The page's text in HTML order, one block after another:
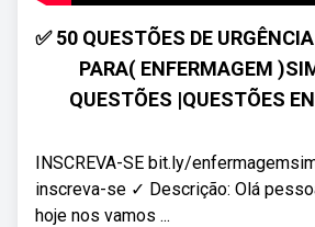
✅ 50 QUESTÕES DE
PARA( ENFERMAGEM
QUESTÕES |QUESTÕES
INSCREVA-SE bit.ly/
inscreva-se ✓ Descrição: Olá
hoje nos vamos ...